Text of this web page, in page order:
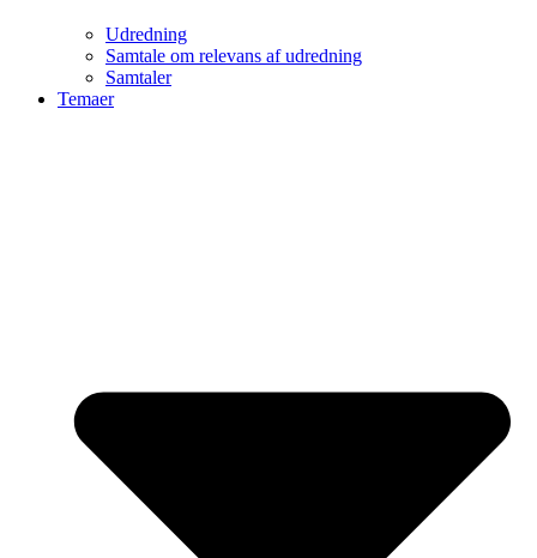
Udredning
Samtale om relevans af udredning
Samtaler
Temaer